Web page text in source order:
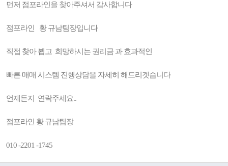
먼저 점포라인을 찾아주셔서 감사합니다
점포라인 황 규남팀장입니다
직접 찾아 뵙고 희망하시는 권리금 과 효과적인
빠른 매매 시스템 진행상담을 자세히 해드리겟습니다
언제든지 연락주세요..
점포라인 황 규남팀장
010 -2201 -1745